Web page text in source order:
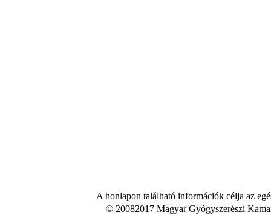
A honlapon található információk célja az
© 20082017 Magyar Gyógyszerészi